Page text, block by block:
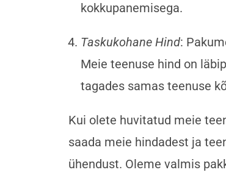
kokkupanemisega.
Taskukohane Hind:
Meie teenuse hind on
tagades samas teenuse
Kui olete huvitatud meie
saada meie hindadest ja
ühendust. Oleme valmis